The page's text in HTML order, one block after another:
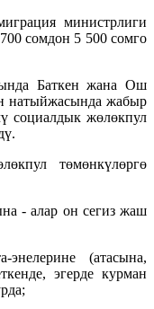
министрлиги
сомдон 5 500 сомго
Баткен жана Ош
натыйжасында жабыр
социалдык жөлөкпул
төмөнкүлөргө
- алар он сегиз жаш
(атасына,
эгерде курман